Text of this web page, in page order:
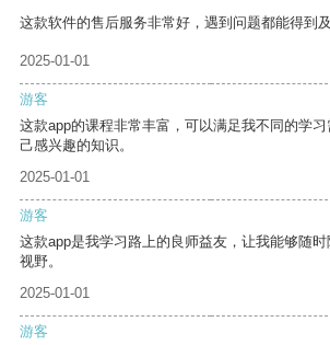
这款软件的售后服务非常好，遇到问题都能得到及
2025-01-01
游客
这款app的课程非常丰富，可以满足我不同的学
己感兴趣的知识。
2025-01-01
游客
这款app是我学习路上的良师益友，让我能够随
视野。
2025-01-01
游客